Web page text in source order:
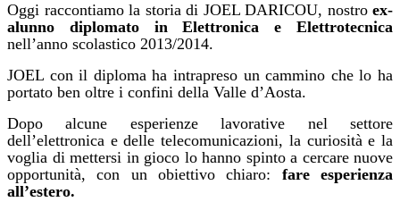
Oggi raccontiamo la storia di JOEL DARICOU, nostro ex-
alunno diplomato in Elettronica e Elettrotecnica
nell’anno scolastico 2013/2014.
JOEL con il diploma ha intrapreso un cammino che lo ha
portato ben oltre i confini della Valle d’Aosta.
Dopo alcune esperienze lavorative nel settore
dell’elettronica e delle telecomunicazioni, la curiosità e la
voglia di mettersi in gioco lo hanno spinto a cercare nuove
opportunità, con un obiettivo chiaro: fare esperienza
all’estero.